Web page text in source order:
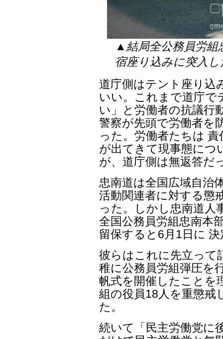
▲結局全公務員労組
宿座り込みに突入
道庁側はテント座り込
いい。これまで道庁で
い」と労働者の抗議行
警察が先頭で労働者を
った。労働者たちは
が出てきて現事態につ
が、道庁側は無返答だ
忠南道は全国広域自治
活動関連者に対する懲
った。しかし忠南道人
全国公務員労組忠南本
留保すると6月1日に
彼らはこれに先立って
稚に公務員労組弾圧を
帆式を開催したことを
組の役員18人を重懲戒
た。
続いて「民主労働党に